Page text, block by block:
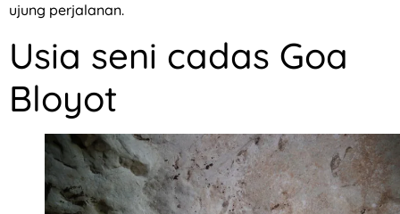
ujung perjalanan.
Usia seni cadas Goa
Bloyot